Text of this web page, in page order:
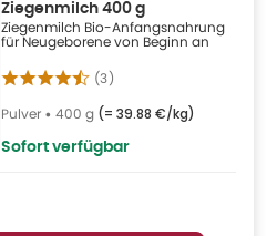
Ziegenmilch 400 g
Ziegenmilch Bio-Anfangsnahrung
für Neugeborene von Beginn an
(3)
Pulver • 400 g (= 39.88 €/kg)
Sofort verfügbar